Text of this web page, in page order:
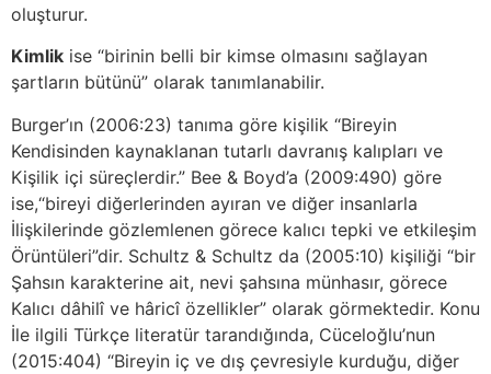
oluşturur.
Kimlik ise “birinin belli bir kimse olmasını sağlayan
şartların bütünü” olarak tanımlanabilir.
Burger’ın (2006:23) tanıma göre kişilik “Bireyin
Kendisinden kaynaklanan tutarlı davranış kalıpları ve
Kişilik içi süreçlerdir.” Bee & Boyd’a (2009:490) göre
ise,“bireyi diğerlerinden ayıran ve diğer insanlarla
İlişkilerinde gözlemlenen görece kalıcı tepki ve etkileşim
Örüntüleri”dir. Schultz & Schultz da (2005:10) kişiliği “bir
Şahsın karakterine ait, nevi şahsına münhasır, görece
Kalıcı dâhilî ve hâricî özellikler” olarak görmektedir. Konu
İle ilgili Türkçe literatür tarandığında, Cüceloğlu’nun
(2015:404) “Bireyin iç ve dış çevresiyle kurduğu, diğer